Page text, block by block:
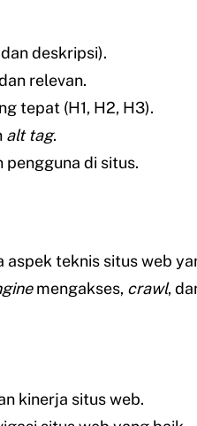
deskripsi).
relevan.
tepat (H1, H2, H3).
alt tag.
pengguna di situs.
aspek teknis situs web
mengakses, crawl,
kinerja situs web.